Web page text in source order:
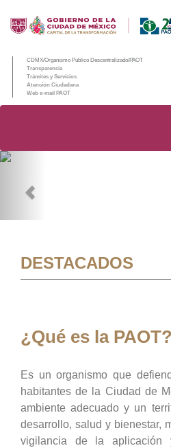
CDMX/Organismo Público Descentralizado/PAOT
Transparencia
Trámites y Servicios
Atención Ciudadana
Web e-mail PAOT
DESTACADOS
¿Qué es la PAOT?
Es un organismo que
habitantes de la Ciudad de
ambiente adecuado y un
desarrollo, salud y bienestar,
vigilancia de la aplicación